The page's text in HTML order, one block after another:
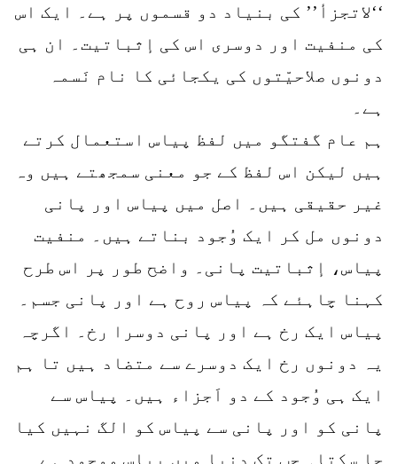
‘‘لاتجزأ’’ کی بنیاد دو قسموں پر ہے۔ ایک اس
کی منفیت اور دوسری اس کی إثباتیت۔ ان ہی
دونوں صلاحیّتوں کی یکجائی کا نام نَسمہ
ہے۔
ہم عام گفتگو میں لفظ پیاس استعمال کرتے
ہیں لیکن اس لفظ کے جو معنی سمجھتے ہیں وہ
غیر حقیقی ہیں۔ اصل میں پیاس اور پانی
دونوں مل کر ایک وُجود بناتے ہیں۔ منفیت
پیاس، إثباتیت پانی۔ واضح طور پر اس طرح
کہنا چاہئے کہ پیاس روح ہے اور پانی جسم۔
پیاس ایک رخ ہے اور پانی دوسرا رخ۔ اگرچہ
یہ دونوں رخ ایک دوسرے سے متضاد ہیں تا ہم
ایک ہی وُجود کے دو اَجزاء ہیں۔ پیاس سے
پانی کو اور پانی سے پیاس کو الگ نہیں کیا
جا سکتا۔ جب تک دنیا میں پیاس موجود ہے